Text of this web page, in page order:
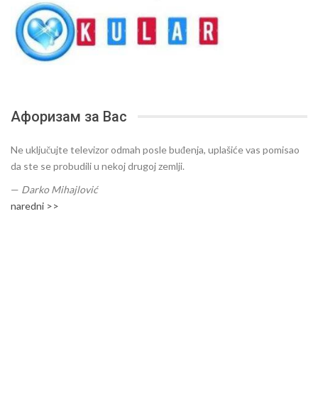
Афоризам за Вас
Ne uključujte televizor odmah posle buđenja, uplašiće vas pomisao
da ste se probudili u nekoj drugoj zemlji.
— Darko Mihajlović
naredni >>